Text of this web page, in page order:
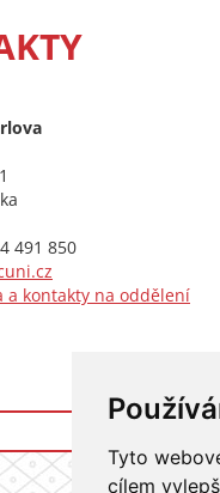
Tyto
cílem
491 850
a kontakty na oddělení